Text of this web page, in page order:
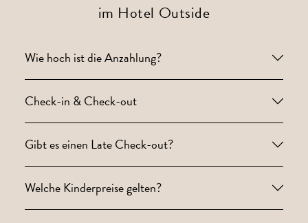
im Hotel Outside
Wie hoch ist die Anzahlung?
Check-in & Check-out
Gibt es einen Late Check-out?
Welche Kinderpreise gelten?